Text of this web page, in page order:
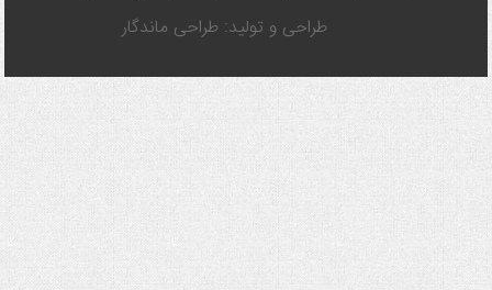
طراحی و تولید: طراحی ماندگار